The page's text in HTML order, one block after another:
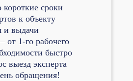
сроки
к объекту
и выдачи
от 1-го рабочего
быстро
выезд эксперта
обращения!